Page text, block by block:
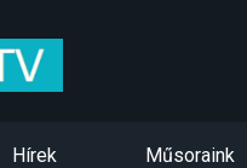
Hírek Műsoraink